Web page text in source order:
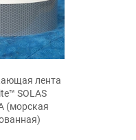
лента
SOLAS
(морская